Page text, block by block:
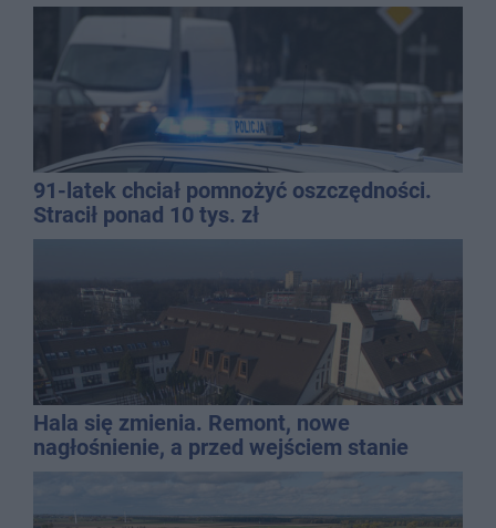
91-latek chciał pomnożyć oszczędności.
Stracił ponad 10 tys. zł
Hala się zmienia. Remont, nowe
nagłośnienie, a przed wejściem stanie
QEMETICA ARENA